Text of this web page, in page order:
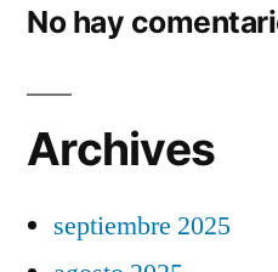
No hay
Archives
septiembre 2025